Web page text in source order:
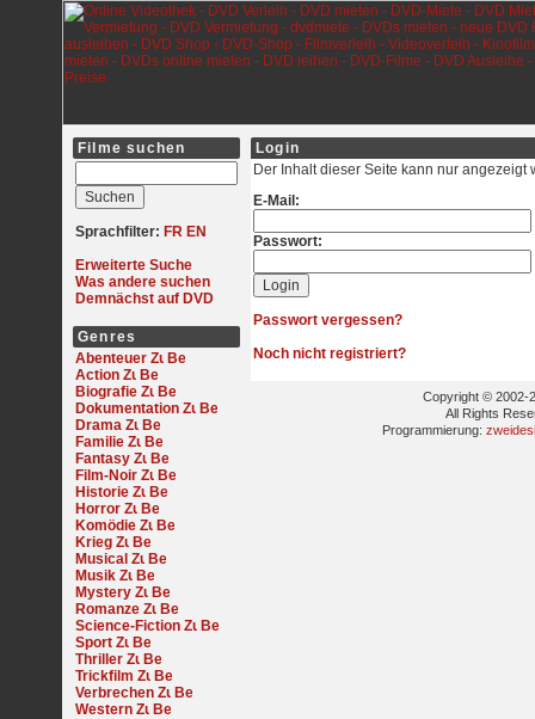
Filme suchen
Sprachfilter: FR EN
Erweiterte Suche
Was andere suchen
Demnächst auf DVD
Genres
Abenteuer
Action
Biografie
Dokumentation
Drama
Familie
Fantasy
Film-Noir
Historie
Horror
Komödie
Krieg
Musical
Musik
Mystery
Romanze
Science-Fiction
Sport
Thriller
Trickfilm
Verbrechen
Western
Login
Der Inhalt dieser Seite kann nur
E-Mail:
Passwort:
Passwort vergessen?
Noch nicht registriert?
Copyright © 2002-
All Rights
Programmierung: